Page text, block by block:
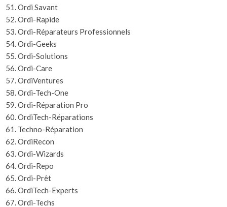
Ordi Savant
Ordi-Rapide
Ordi-Réparateurs Professionnels
Ordi-Geeks
Ordi-Solutions
Ordi-Care
OrdiVentures
Ordi-Tech-One
Ordi-Réparation Pro
OrdiTech-Réparations
Techno-Réparation
OrdiRecon
Ordi-Wizards
Ordi-Repo
Ordi-Prêt
OrdiTech-Experts
Ordi-Techs